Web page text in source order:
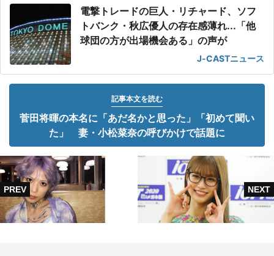
電撃トレードの巨人・リチャード、ソフ
トバンク・秋広優人の存在感薄れ...「他
球団の方が出場機会ある」の声が
J-CASTニュース
記事本文を読む
菅田将暉の本名に「あだ名かと思った」「初めて聞い
た」 妻・小松菜奈の呼びかけで話題に